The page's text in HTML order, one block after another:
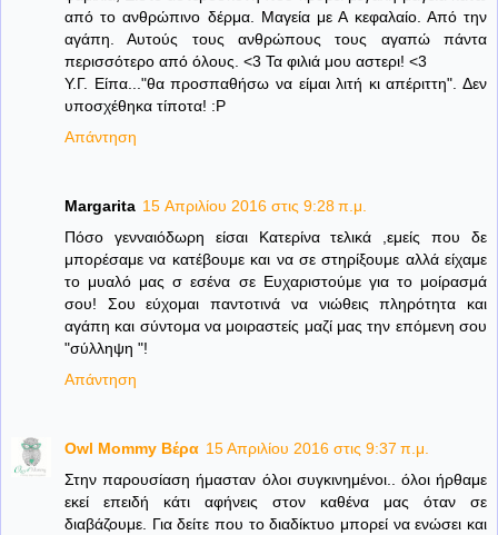
από το ανθρώπινο δέρμα. Μαγεία με Α κεφαλαίο. Από την
αγάπη. Αυτούς τους ανθρώπους τους αγαπώ πάντα
περισσότερο από όλους. <3 Τα φιλιά μου αστερι! <3
Υ.Γ. Είπα..."θα προσπαθήσω να είμαι λιτή κι απέριττη". Δεν
υποσχέθηκα τίποτα! :P
Απάντηση
Margarita 15 Απριλίου 2016 στις 9:28 π.μ.
Πόσο γενναιόδωρη είσαι Κατερίνα τελικά ,εμείς που δε
μπορέσαμε να κατέβουμε και να σε στηρίξουμε αλλά είχαμε
το μυαλό μας σ εσένα σε Ευχαριστούμε για το μοίρασμά
σου! Σου εύχομαι παντοτινά να νιώθεις πληρότητα και
αγάπη και σύντομα να μοιραστείς μαζί μας την επόμενη σου
"σύλληψη "!
Απάντηση
Owl Mommy Βέρα 15 Απριλίου 2016 στις 9:37 π.μ.
Στην παρουσίαση ήμασταν όλοι συγκινημένοι.. όλοι ήρθαμε
εκεί επειδή κάτι αφήνεις στον καθένα μας όταν σε
διαβάζουμε. Για δείτε που το διαδίκτυο μπορεί να ενώσει και